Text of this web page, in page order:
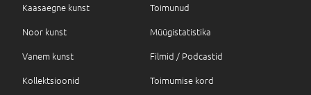
Kaasaegne kunst
Noor kunst
Vanem kunst
Kollektsioonid
Toimunud
Müügistatistika
Filmid / Podcastid
Toimumise kord